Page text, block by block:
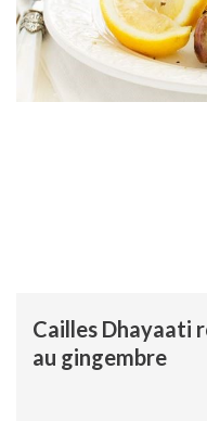
Cailles Dhayaati
au gingembre